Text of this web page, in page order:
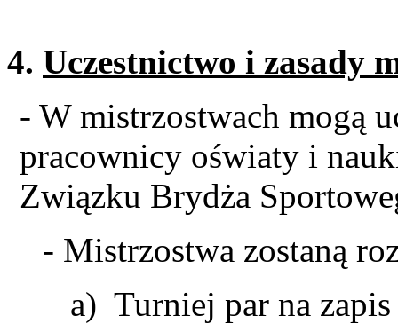
4. Uczestnictwo i zasady
- W mistrzostwach mogą
pracownicy oświaty i
Związku Brydża
- Mistrzostwa zostaną
a) Turniej par na